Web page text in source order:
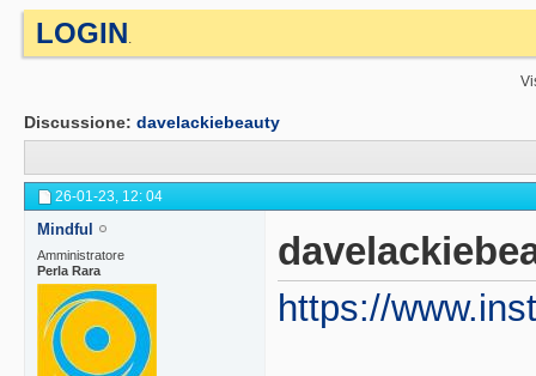
LOGIN.
Discussione: davelackiebeauty
26-01-23, 12: 04
Mindful
Amministratore
Perla Rara
https://